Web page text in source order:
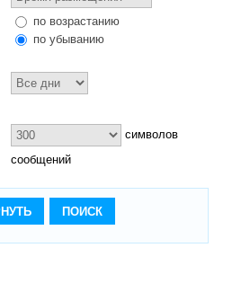
по возрастанию
по убыванию
символов
сообщений